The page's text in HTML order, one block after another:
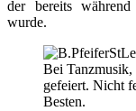
der bereits
wurde.
Bei
gefeiert. Nicht
Besten.